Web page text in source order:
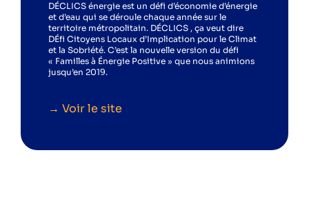
DÉCLICS énergie est un défi d’économie d’énergie
et d’eau qui se déroule chaque année sur le
territoire métropolitain. DÉCLICS , ça veut dire
DÉfi Citoyens Locaux d’Implication pour le Climat
et la Sobriété. C’est la nouvelle version du défi
« Familles à Énergie Positive » que nous animions
jusqu’en 2019.
→ Voir le site